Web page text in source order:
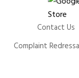
Contact Us
Complaint